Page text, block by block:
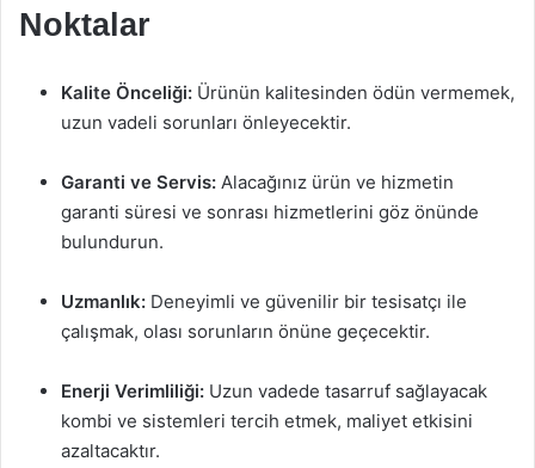
Noktalar
Kalite Önceliği: Ürünün kalitesinden ödün vermemek,
uzun vadeli sorunları önleyecektir.
Garanti ve Servis: Alacağınız ürün ve hizmetin
garanti süresi ve sonrası hizmetlerini göz önünde
bulundurun.
Uzmanlık: Deneyimli ve güvenilir bir tesisatçı ile
çalışmak, olası sorunların önüne geçecektir.
Enerji Verimliliği: Uzun vadede tasarruf sağlayacak
kombi ve sistemleri tercih etmek, maliyet etkisini
azaltacaktır.